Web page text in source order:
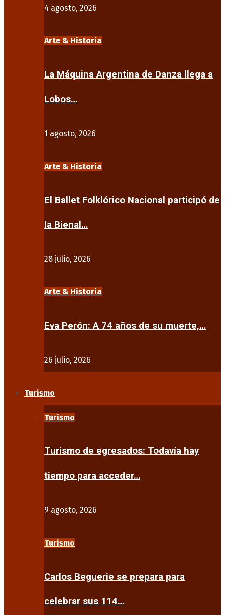
4 agosto, 2026
Arte & Historia
La Máquina Argentina de Danza llega a
Lobos…
1 agosto, 2026
Arte & Historia
El Ballet Folklórico Nacional participó de
la Bienal…
28 julio, 2026
Arte & Historia
Eva Perón: A 74 años de su muerte,…
26 julio, 2026
Turismo
Turismo
Turismo de egresados: Todavía hay
tiempo para acceder…
9 agosto, 2026
Turismo
Carlos Beguerie se prepara para
celebrar sus 114…